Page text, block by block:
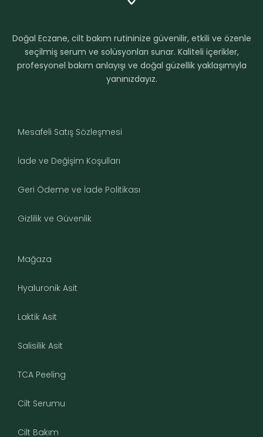
Doğal Eczane, cilt bakım rutininize güvenilir, etkili ve özenle
seçilmiş serum ve solüsyonları sunar. Kaliteli içerikler,
profesyonel bakım anlayışı ve doğal güzellik yaklaşımıyla
yanınızdayız.
Mesafeli Satış Sözleşmesi
İade ve Değişim Koşulları
Geri Ödeme ve İade Politikası
Gizlilik ve Güvenlik
Mağaza
Hyaluronik Asit
Laktik Asit
Salisilik Asit
TCA Peeling
Cilt Serumu
Cilt Bakım